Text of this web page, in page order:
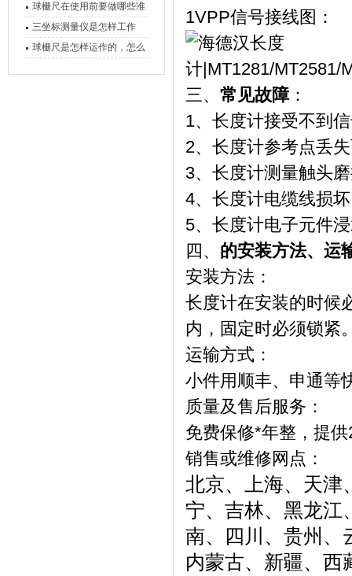
球栅尺在使用前要做哪些准
备工作？
三坐标测量仪是怎样工作
的，功能有什么优势？
球栅尺是怎样运作的，怎么
1VPP信号接线图：
三、 常见故障：
1、长度计接受不到
2、长度计参考点丢
3、长度计测量触头
4、长度计电缆线损
5、长度计电子元件
四、 的安装方法、运
安装方法：
长度计在安装的时候
内，固定时必须锁紧
运输方式：
小件用顺丰、申通等
质量及售后服务：
免费保修*年整，提
销售或维修网点：
北京、上海、天津
宁、吉林、黑龙江
南、四川、贵州、
内蒙古、新疆、西